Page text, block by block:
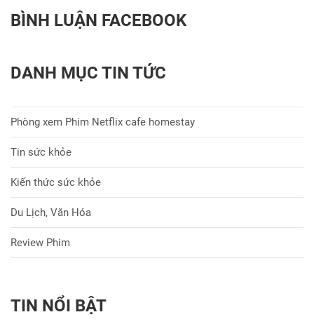
BÌNH LUẬN FACEBOOK
DANH MỤC TIN TỨC
Phòng xem Phim Netflix cafe homestay
Tin sức khỏe
Kiến thức sức khỏe
Du Lịch, Văn Hóa
Review Phim
TIN NỔI BẬT